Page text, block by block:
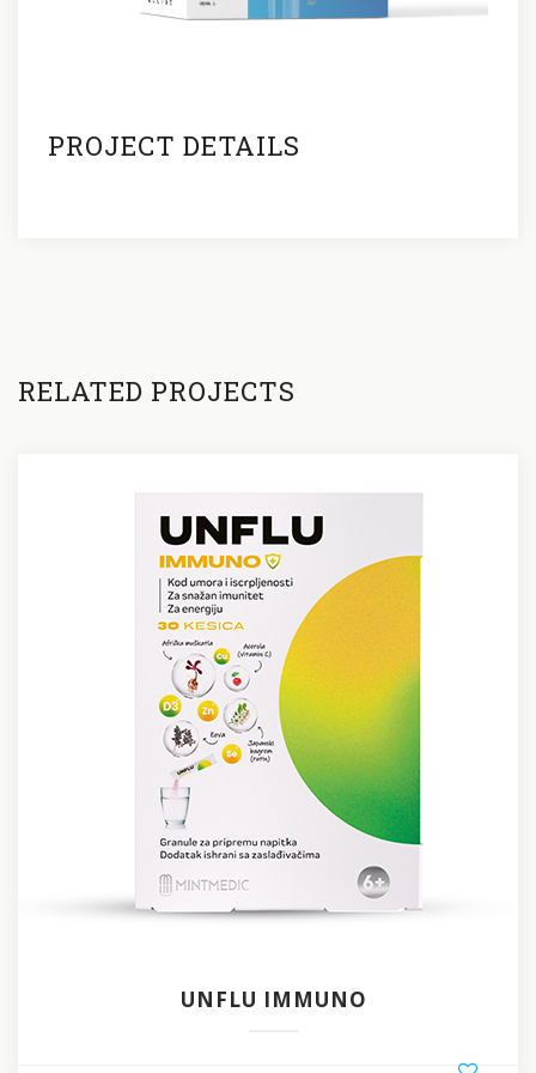
PROJECT DETAILS
RELATED PROJECTS
UNFLU IMMUNO